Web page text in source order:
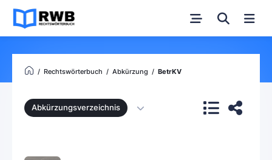
Rechtswörterbuch Abkürzung BetrKV
Abkürzungsverzeichnis